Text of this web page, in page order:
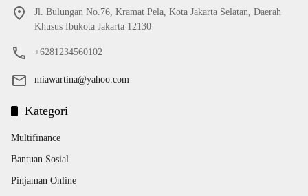
Jl. Bulungan No.76, Kramat Pela, Kota Jakarta Selatan, Daerah
Khusus Ibukota Jakarta 12130
+6281234560102
miawartina@yahoo.com
Kategori
Multifinance
Bantuan Sosial
Pinjaman Online